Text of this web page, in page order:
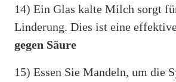
14) Ein Glas kalte Milch sorgt
Linderung. Dies ist eine
gegen Säure
15) Essen Sie Mandeln, um die